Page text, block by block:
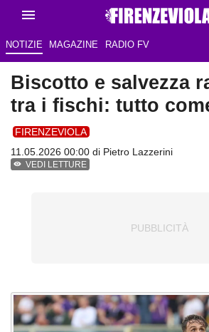
NOTIZIE MAGAZINE RADIO FV
Biscotto e salvezza
tra i fischi: tutto
FIRENZEVIOLA
11.05.2026 00:00 di Pietro Lazzerini
VEDI LETTURE